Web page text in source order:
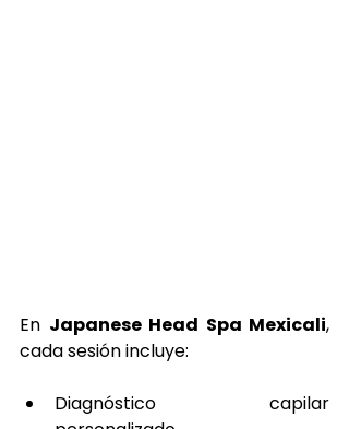
En Japanese Head Spa Mexicali,
cada sesión incluye:
Diagnóstico capilar